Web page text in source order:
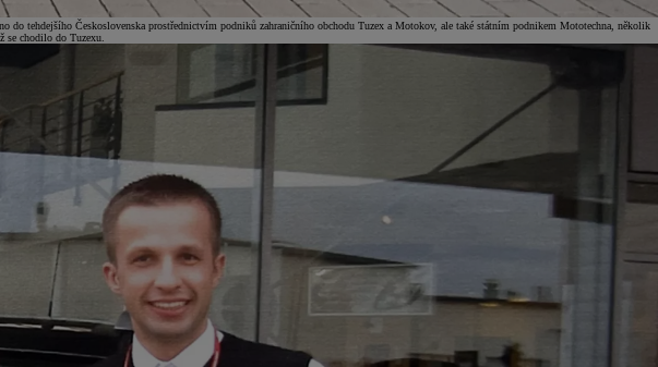
tehdejšího Československa prostřednictvím podniků zahraničního obchodu Tuzex a Motokov, ale také státním podnikem Mototechna, několik
se chodilo do Tuzexu.